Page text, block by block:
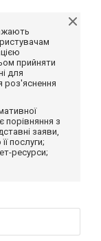
прийняти
для
роз'яснення
порівняння з
заяви,
послуги;
ресурси;